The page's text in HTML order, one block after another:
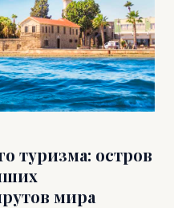
туризма: остров
мира